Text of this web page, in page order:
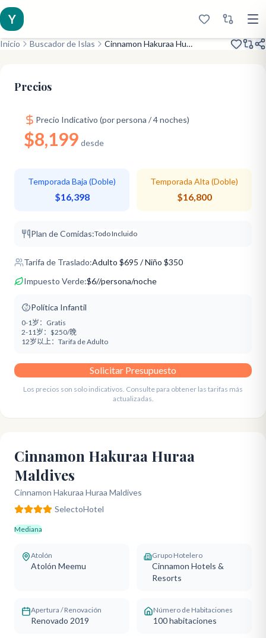
Y
Inicio Buscador de Islas Cinnamon Hakuraa Huraa Maldives
Precios
Precio Indicativo (por persona / 4 noches)
$8,199 desde
Temporada Baja (Doble)
$16,398
Temporada Alta (Doble)
$16,800
Plan de Comidas:Todo Incluido
Tarifa de Traslado:Adulto $695 / Niño $350
Impuesto Verde:$6//persona/noche
Política Infantil
0-1岁： Gratis
2-11岁： $250/晚
12岁以上： Tarifa de Adulto
Solicitar Presupuesto
Los precios son solo indicativos. Consulte para obtener las tarifas más
actualizadas.
Cinnamon Hakuraa Huraa
Maldives
Cinnamon Hakuraa Huraa Maldives
SelectoHotel
Mediana
Atolón
Atolón Meemu
Grupo Hotelero
Cinnamon Hotels &
Resorts
Apertura / Renovación
Renovado 2019
Número de Habitaciones
100habitaciones